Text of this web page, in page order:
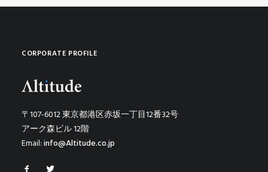
CORPORATE PROFILE
〒107-6012 東京都港区赤坂一丁目12番32号
アーク森ビル 12階
Email:info@Altitude.co.jp